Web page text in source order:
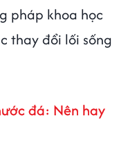
pháp khoa học
thay đổi lối sống
đá: Nên hay